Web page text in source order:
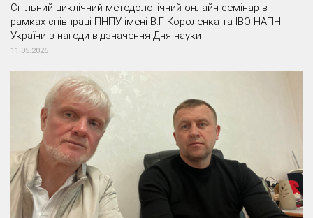
Спільний циклічний методологічний онлайн-семінар в
рамках співпраці ПНПУ імені В.Г. Короленка та ІВО НАПН
України з нагоди відзначення Дня науки
11.05.2026